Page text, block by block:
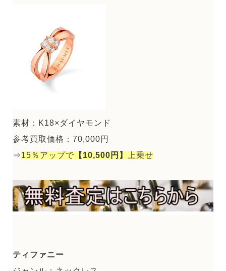
素材：K18×ダイヤモンド
参考買取価格：70,000円
⇒15％アップで 【10,500円】 上乗せ
ティファニー